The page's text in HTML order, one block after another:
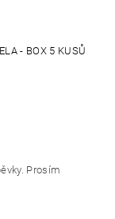
- BOX 5 KUSŮ
Prosím